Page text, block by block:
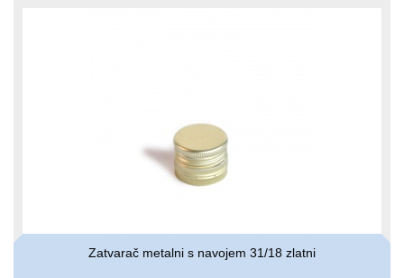
Zatvarač metalni s navojem 31/18 zlatni